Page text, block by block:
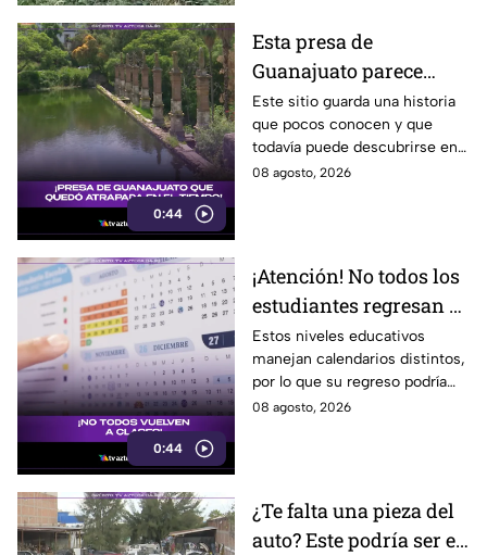
0:44
Esta presa de
Guanajuato parece
haberse quedado
atrapada en el tiempo;
¿cuál es?
Este sitio guarda una historia
que pocos conocen y que
todavía puede descubrirse en
Guanajuato.
08 agosto, 2026
0:44
¡Atención! No todos los
estudiantes regresan a
clases; este es el
calendario escolar
2026-2027; ¿afectará a
Guanajuato?
Estos niveles educativos
manejan calendarios distintos,
por lo que su regreso podría
ser antes o después.
08 agosto, 2026
¿Te falta una pieza del
auto? Este podría ser el